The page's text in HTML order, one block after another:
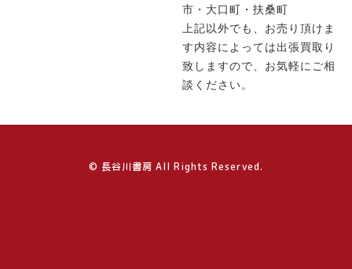
市・大口町・扶桑町
上記以外でも、お売り頂けま
す内容によっては出張買取り
致しますので、お気軽にご相
談ください。
© 長谷川書房 All Rights Reserved.